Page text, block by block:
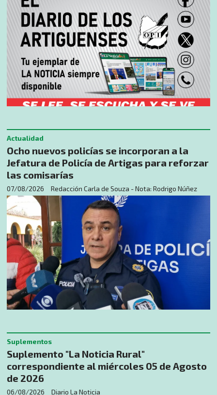
Ocho nuevos policías se incorporan a la
Jefatura de Policía de Artigas para reforzar
las comisarías
Redacción Carla de Souza - Nota: Rodrigo Núñez
Actualidad
07/08/2026
Suplemento "La Noticia Rural"
correspondiente al miércoles 05 de Agosto
de 2026
Diario La Noticia
Suplementos
06/08/2026